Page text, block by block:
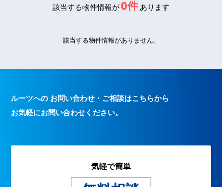
該当する物件情報が0件 あります
該当する物件情報がありません。
ルーツへの お問い合わせ・ご相談はこちらから
お気軽にお問い合わせください。
気軽で簡単